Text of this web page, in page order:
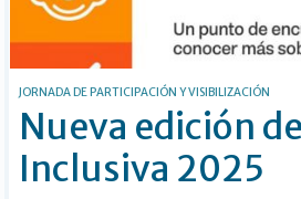
JORNADA DE PARTICIPACIÓN Y VISIBILIZACIÓN
Nueva edición
Inclusiva 2025